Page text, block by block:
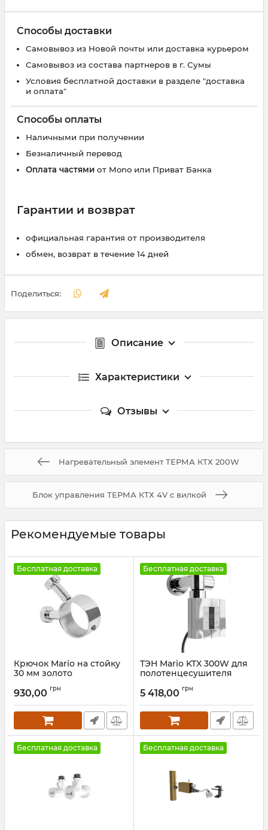
Способы доставки
Самовывоз из Новой почты или доставка курьером
Самовывоз из состава партнеров в г. Сумы
Условия бесплатной доставки в разделе "доставка
и оплата"
Способы оплаты
Наличными при получении
Безналичный перевод
Оплата частями от Mono или Приват Банка
Гарантии и возврат
официальная гарантия от производителя
обмен, возврат в течение 14 дней
Поделиться:
Описание
Характеристики
Отзывы
Нагревательный элемент ТЕРМА КТХ 200W
Блок управления ТЕРМА КТХ 4V с вилкой
Рекомендуемые товары
Бесплатная доставка
Крючок Mario на стойку
30 мм золото
930,00 грн
Бесплатная доставка
ТЭН Mario KTX 300W для
полотенцесушителя
5 418,00 грн
Бесплатная доставка Бесплатная доставка